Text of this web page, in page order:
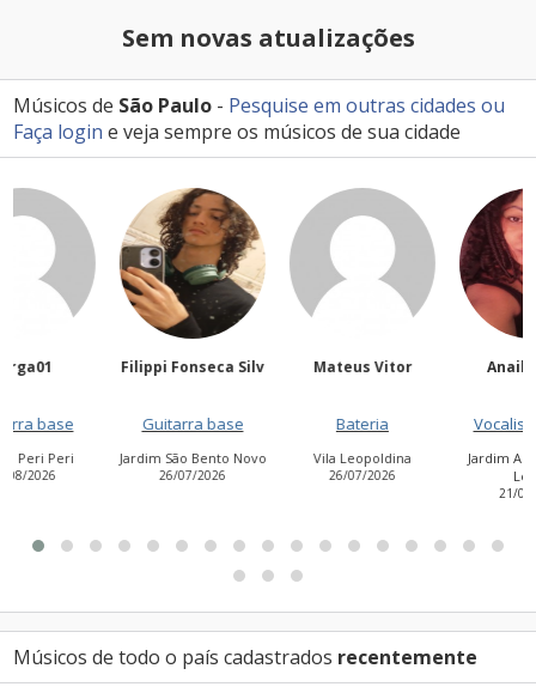
Sem novas atualizações
Músicos de São Paulo - Pesquise em outras cidades ou
Faça login e veja sempre os músicos de sua cidade
Filippi Fonseca Silv
Guitarra base
Jardim São Bento Novo
Mateus Vitor
Bateria
Vila Leopoldina
Anailuj Avlis
Vocalista - Baixo
Jardim Aurora (Zona
Músicos de todo o país cadastrados recentemente